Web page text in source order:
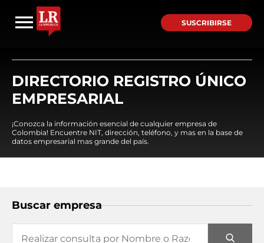
SUSCRIBIRSE
DIRECTORIO REGISTRO ÚNICO
EMPRESARIAL
¡Conozca la información esencial de cualquier empresa de
Colombia! Encuentre NIT, dirección, teléfono, y mas en la base de
datos empresarial mas grande del país.
Buscar empresa